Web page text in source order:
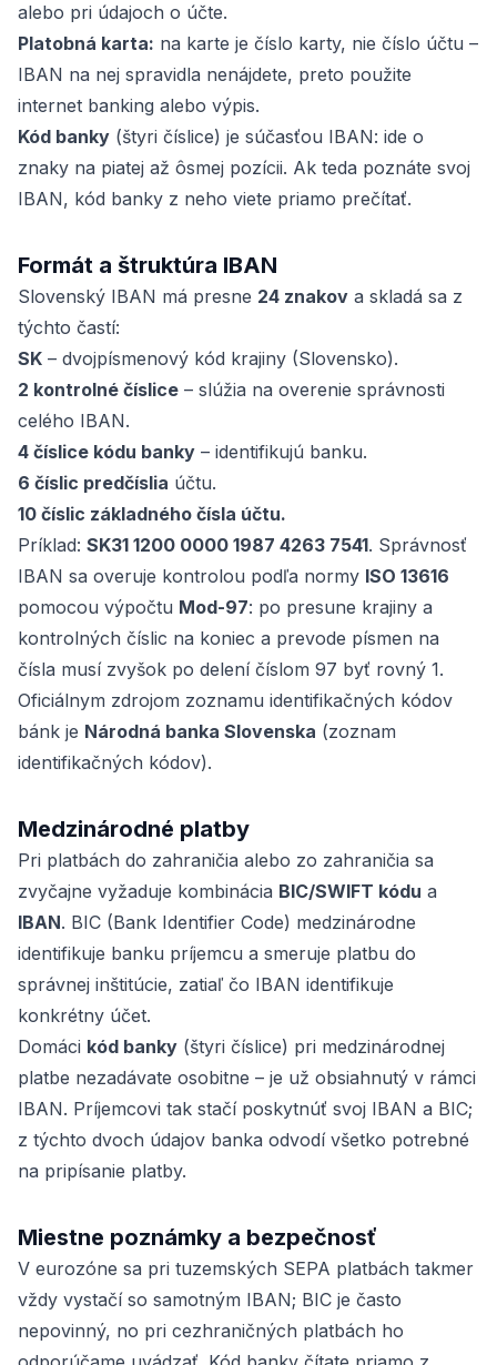
alebo pri údajoch o účte.
Platobná karta: na karte je číslo karty, nie číslo účtu –
IBAN na nej spravidla nenájdete, preto použite
internet banking alebo výpis.
Kód banky (štyri číslice) je súčasťou IBAN: ide o
znaky na piatej až ôsmej pozícii. Ak teda poznáte svoj
IBAN, kód banky z neho viete priamo prečítať.
Formát a štruktúra IBAN
Slovenský IBAN má presne 24 znakov a skladá sa z
týchto častí:
SK – dvojpísmenový kód krajiny (Slovensko).
2 kontrolné číslice – slúžia na overenie správnosti
celého IBAN.
4 číslice kódu banky – identifikujú banku.
6 číslic predčíslia účtu.
10 číslic základného čísla účtu.
Príklad: SK31 1200 0000 1987 4263 7541. Správnosť
IBAN sa overuje kontrolou podľa normy ISO 13616
pomocou výpočtu Mod-97: po presune krajiny a
kontrolných číslic na koniec a prevode písmen na
čísla musí zvyšok po delení číslom 97 byť rovný 1.
Oficiálnym zdrojom zoznamu identifikačných kódov
bánk je Národná banka Slovenska (zoznam
identifikačných kódov).
Medzinárodné platby
Pri platbách do zahraničia alebo zo zahraničia sa
zvyčajne vyžaduje kombinácia BIC/SWIFT kódu a
IBAN. BIC (Bank Identifier Code) medzinárodne
identifikuje banku príjemcu a smeruje platbu do
správnej inštitúcie, zatiaľ čo IBAN identifikuje
konkrétny účet.
Domáci kód banky (štyri číslice) pri medzinárodnej
platbe nezadávate osobitne – je už obsiahnutý v rámci
IBAN. Príjemcovi tak stačí poskytnúť svoj IBAN a BIC;
z týchto dvoch údajov banka odvodí všetko potrebné
na pripísanie platby.
Miestne poznámky a bezpečnosť
V eurozóne sa pri tuzemských SEPA platbách takmer
vždy vystačí so samotným IBAN; BIC je často
nepovinný, no pri cezhraničných platbách ho